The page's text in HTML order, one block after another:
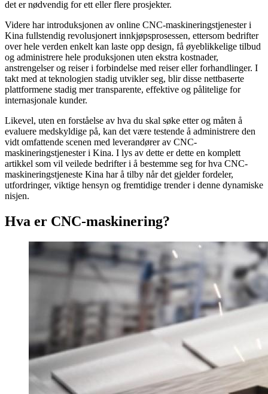
det er nødvendig for ett eller flere prosjekter.
Videre har introduksjonen av online CNC-maskineringstjenester i
Kina fullstendig revolusjonert innkjøpsprosessen, ettersom bedrifter
over hele verden enkelt kan laste opp design, få øyeblikkelige tilbud
og administrere hele produksjonen uten ekstra kostnader,
anstrengelser og reiser i forbindelse med reiser eller forhandlinger. I
takt med at teknologien stadig utvikler seg, blir disse nettbaserte
plattformene stadig mer transparente, effektive og pålitelige for
internasjonale kunder.
Likevel, uten en forståelse av hva du skal søke etter og måten å
evaluere medskyldige på, kan det være testende å administrere den
vidt omfattende scenen med leverandører av CNC-
maskineringstjenester i Kina. I lys av dette er dette en komplett
artikkel som vil veilede bedrifter i å bestemme seg for hva CNC-
maskineringstjeneste Kina har å tilby når det gjelder fordeler,
utfordringer, viktige hensyn og fremtidige trender i denne dynamiske
nisjen.
Hva er CNC-maskinering?